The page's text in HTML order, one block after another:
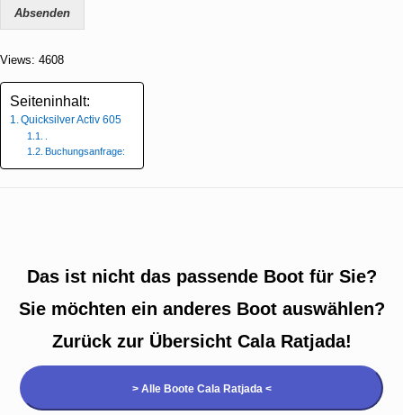
Absenden
Views: 4608
Seiteninhalt:
Quicksilver Activ 605
Buchungsanfrage:
Das ist nicht das passende Boot für Sie?
Sie möchten ein anderes Boot auswählen?
Zurück zur Übersicht Cala Ratjada!
> Alle Boote Cala Ratjada <